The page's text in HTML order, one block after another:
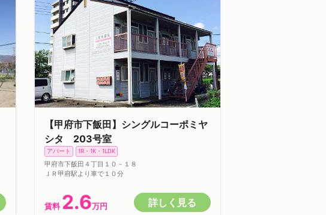
【甲府市下飯田】シングルコーポミヤ
シタ 203号室
アパート 1R・1K・1LDK
甲府市下飯田４丁目１０－１８
ＪＲ甲府駅より車で１０分
賃料 2.6万円 詳しく見る